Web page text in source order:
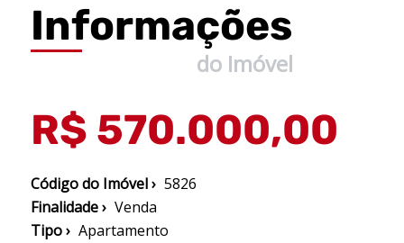
Informações
do Imóvel
R$ 570.000,00
Código do Imóvel › 5826
Finalidade › Venda
Tipo › Apartamento